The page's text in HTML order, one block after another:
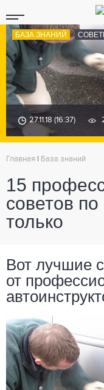
БАЗА ЗНАНИЙ
27.11.18 (16:37)
Главная База знаний
15
советов
только
Вот лучшие
от